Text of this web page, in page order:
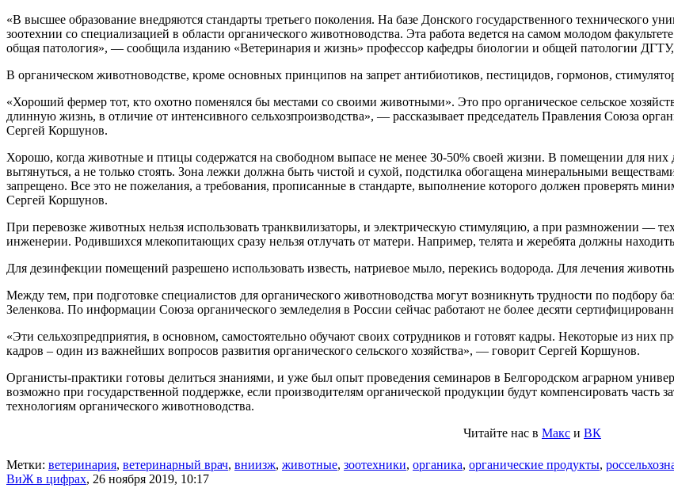
«В высшее образование внедряются стандарты третьего поколения. На базе Донского государственного технического
зоотехнии со специализацией в области органического животноводства. Эта работа ведется на самом молодом
общая патология», — сообщила изданию «Ветеринария и жизнь» профессор кафедры биологии и общей патологии ДГТУ,
В органическом животноводстве, кроме основных принципов на запрет антибиотиков, пестицидов, гормонов,
«Хороший фермер тот, кто охотно поменялся бы местами со своими животными». Это про органическое сельское
длинную жизнь, в отличие от интенсивного сельхозпроизводства», — рассказывает председатель Правления Союза
Сергей Коршунов.
Хорошо, когда животные и птицы содержатся на свободном выпасе не менее 30-50% своей жизни. В помещении для них
вытянуться, а не только стоять. Зона лежки должна быть чистой и сухой, подстилка обогащена минеральными
запрещено. Все это не пожелания, а требования, прописанные в стандарте, выполнение которого должен проверять
Сергей Коршунов.
При перевозке животных нельзя использовать транквилизаторы, и электрическую стимуляцию, а при размножении —
инженерии. Родившихся млекопитающих сразу нельзя отлучать от матери. Например, телята и жеребята должны
Для дезинфекции помещений разрешено использовать известь, натриевое мыло, перекись водорода. Для лечения
Между тем, при подготовке специалистов для органического животноводства могут возникнуть трудности по подбору
Зеленкова. По информации Союза органического земледелия в России сейчас работают не более десяти
«Эти сельхозпредприятия, в основном, самостоятельно обучают своих сотрудников и готовят кадры. Некоторые из них
кадров – один из важнейших вопросов развития органического сельского хозяйства», — говорит Сергей Коршунов.
Органисты-практики готовы делиться знаниями, и уже был опыт проведения семинаров в Белгородском аграрном
возможно при государственной поддержке, если производителям органической продукции будут компенсировать часть
технологиям органического животноводства.
Читайте нас в Макс и ВК
Метки: ветеринария, ветеринарный врач, вниизж, животные, зоотехники, органика, органические продукты,
ВиЖ в цифрах, 26 ноября 2019, 10:17